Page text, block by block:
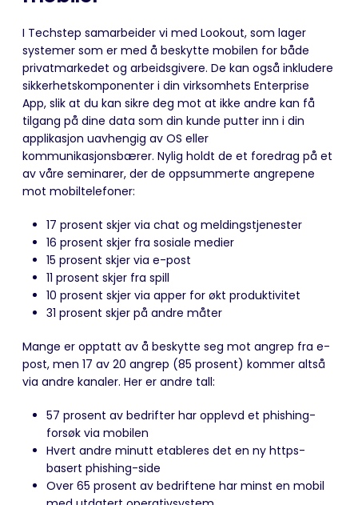
I Techstep samarbeider vi med Lookout, som lager
systemer som er med å beskytte mobilen for både
privatmarkedet og arbeidsgivere. De kan også inkludere
sikkerhetskomponenter i din virksomhets Enterprise
App, slik at du kan sikre deg mot at ikke andre kan få
tilgang på dine data som din kunde putter inn i din
applikasjon uavhengig av OS eller
kommunikasjonsbærer. Nylig holdt de et foredrag på et
av våre seminarer, der de oppsummerte angrepene
mot mobiltelefoner:
17 prosent skjer via chat og meldingstjenester
16 prosent skjer fra sosiale medier
15 prosent skjer via e-post
11 prosent skjer fra spill
10 prosent skjer via apper for økt produktivitet
31 prosent skjer på andre måter
Mange er opptatt av å beskytte seg mot angrep fra e-
post, men 17 av 20 angrep (85 prosent) kommer altså
via andre kanaler. Her er andre tall:
57 prosent av bedrifter har opplevd et phishing-
forsøk via mobilen
Hvert andre minutt etableres det en ny https-
basert phishing-side
Over 65 prosent av bedriftene har minst en mobil